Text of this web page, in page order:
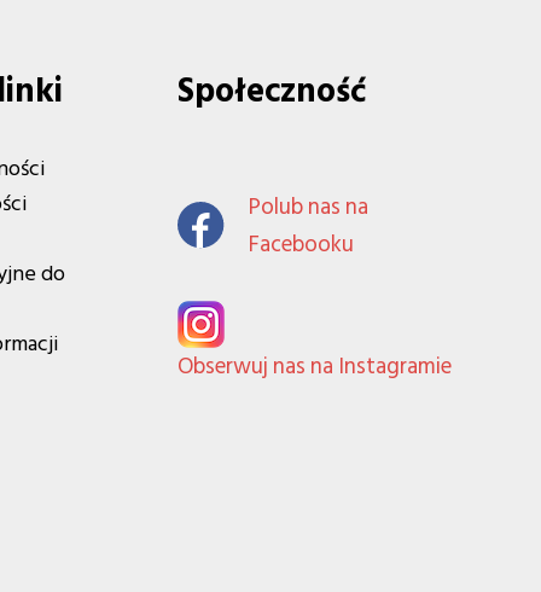
do
Społeczność
Polub nas na
Facebooku
Obserwuj nas na Instagramie